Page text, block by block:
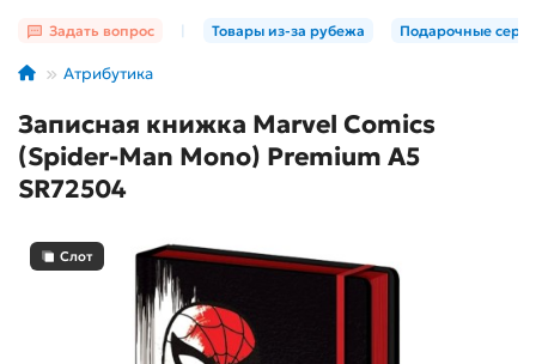
Задать вопрос Товары из-за рубежа Подарочные
Атрибутика
Записная книжка Marvel Comics
(Spider-Man Mono) Premium A5
SR72504
Слот